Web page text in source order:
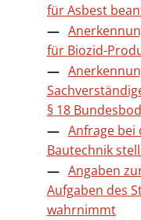
für Asbest
für Biozid-
§ 18
Anfrage bei
Bautechnik
Angaben
Aufgaben des
wahrnimmt